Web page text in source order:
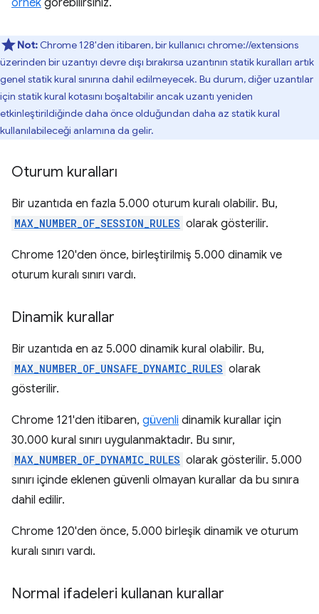
örnek görebilirsiniz.
Not: Chrome 128'den itibaren, bir kullanıcı chrome://extensions
üzerinden bir uzantıyı devre dışı bırakırsa uzantının statik kuralları artık
genel statik kural sınırına dahil edilmeyecek. Bu durum, diğer uzantılar
için statik kural kotasını boşaltabilir ancak uzantı yeniden
etkinleştirildiğinde daha önce olduğundan daha az statik kural
kullanılabileceği anlamına da gelir.
Oturum kuralları
Bir uzantıda en fazla 5.000 oturum kuralı olabilir. Bu,
MAX_NUMBER_OF_SESSION_RULES olarak gösterilir.
Chrome 120'den önce, birleştirilmiş 5.000 dinamik ve
oturum kuralı sınırı vardı.
Dinamik kurallar
Bir uzantıda en az 5.000 dinamik kural olabilir. Bu,
MAX_NUMBER_OF_UNSAFE_DYNAMIC_RULES olarak
gösterilir.
Chrome 121'den itibaren, güvenli dinamik kurallar için
30.000 kural sınırı uygulanmaktadır. Bu sınır,
MAX_NUMBER_OF_DYNAMIC_RULES olarak gösterilir. 5.000
sınırı içinde eklenen güvenli olmayan kurallar da bu sınıra
dahil edilir.
Chrome 120'den önce, 5.000 birleşik dinamik ve oturum
kuralı sınırı vardı.
Normal ifadeleri kullanan kurallar